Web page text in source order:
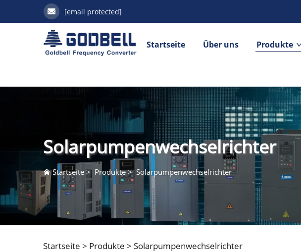
[email protected]
Startseite Über uns Produkte
Solarpumpenwechselrichter
Startseite > Produkte> Solarpumpenwechselrichter
Startseite > Produkte > Solarpumpenwechselrichter